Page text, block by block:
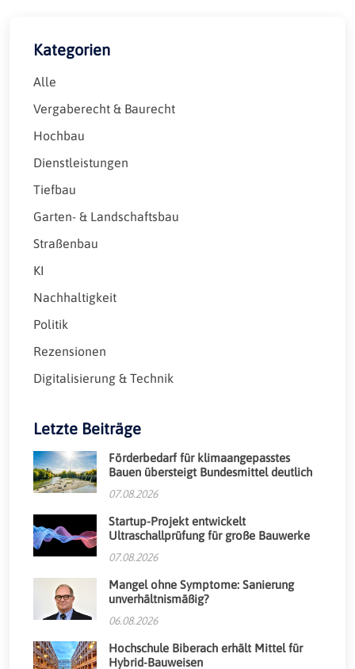
Kategorien
Alle
Vergaberecht & Baurecht
Hochbau
Dienstleistungen
Tiefbau
Garten- & Landschaftsbau
Straßenbau
KI
Nachhaltigkeit
Politik
Rezensionen
Digitalisierung & Technik
Letzte Beiträge
Förderbedarf für klimaangepasstes
Bauen übersteigt Bundesmittel deutlich
07.08.2026
Startup-Projekt entwickelt
Ultraschallprüfung für große Bauwerke
07.08.2026
Mangel ohne Symptome: Sanierung
unverhältnismäßig?
06.08.2026
Hochschule Biberach erhält Mittel für
Hybrid-Bauweisen